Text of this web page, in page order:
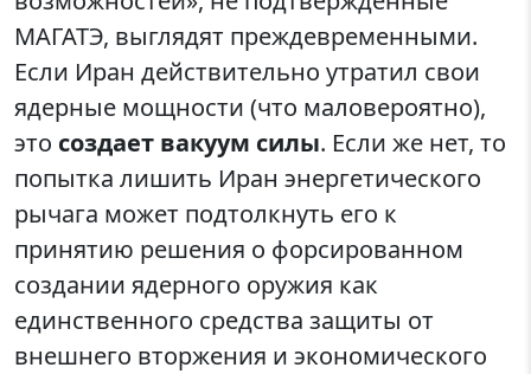
МАГАТЭ, выглядят преждевременными.
Если Иран действительно утратил свои
ядерные мощности (что маловероятно),
это создает вакуум силы. Если же нет, то
попытка лишить Иран энергетического
рычага может подтолкнуть его к
принятию решения о форсированном
создании ядерного оружия как
единственного средства защиты от
внешнего вторжения и экономического